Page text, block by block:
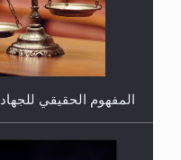
هل يجوز فتح مشروع
المحجبات؟
المفهوم الحقيقي